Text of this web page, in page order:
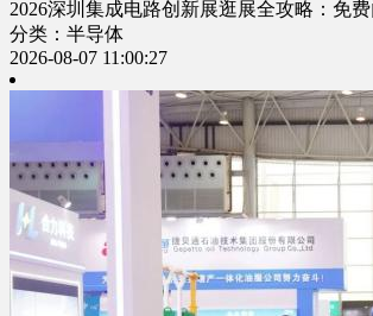
2026深圳集成电路创新展逛展全攻略：免
分类：半导体
2026-08-07 11:00:27